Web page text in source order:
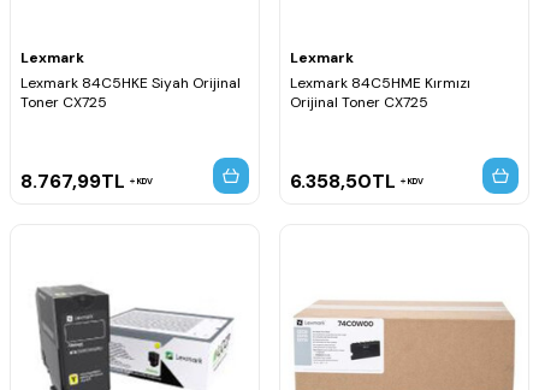
Lexmark
Lexmark 84C5HKE Siyah Orijinal
Toner CX725
8.767,99TL KDV
Lexmark
Lexmark 84C5HME Kırmızı
Orijinal Toner CX725
6.358,50TL KDV